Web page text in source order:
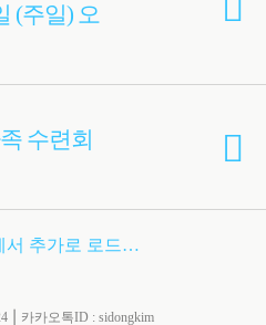
(주일) 오
수련회
서 추가로 로드…
⎮ 카카오톡ID : sidongkim